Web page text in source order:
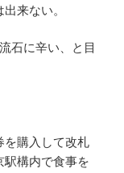
来ない。
石に辛い、と目
を購入して改札
駅構内で食事を